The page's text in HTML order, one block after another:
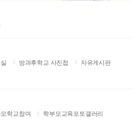
방과후학교 사진첩
자유게시판
학교참여 학부모교육포토갤러리